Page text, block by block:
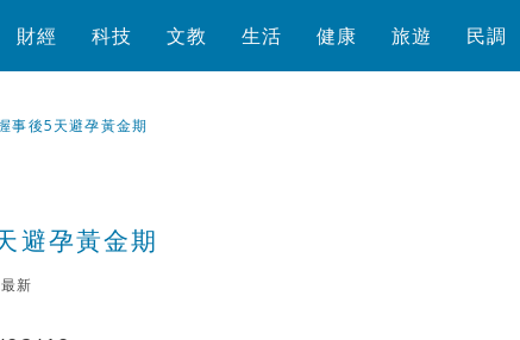
財經 科技 文教 生活 健康 旅遊 民調
事後5天避孕黃金期
避孕黃金期
最新